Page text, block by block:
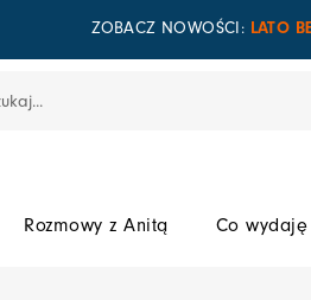
ZOBACZ NOWOŚCI: LATO
Rozmowy z Anitą Co wydaję